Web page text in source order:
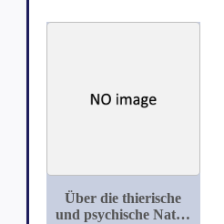
Über die thierische
und psychische Natur